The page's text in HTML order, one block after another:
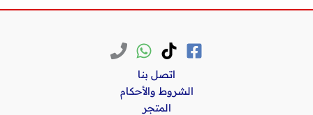
اتصل بنا
الشروط والأحكام
المتجر